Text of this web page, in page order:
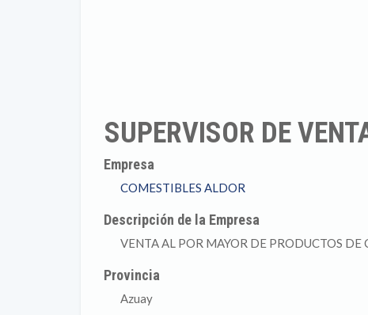
SUPERVISOR DE
Empresa
COMESTIBLES ALDOR
Descripción de la Empresa
VENTA AL POR MAYOR DE PRODUCTOS DE
Provincia
Azuay